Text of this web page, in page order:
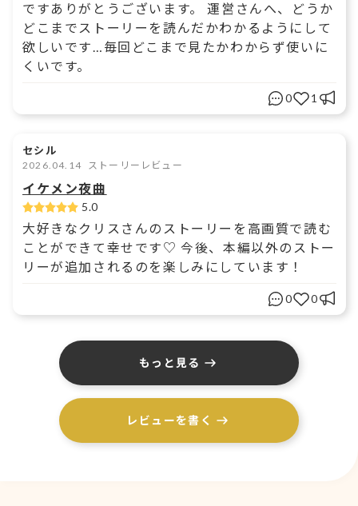
ですありがとうございます。 運営さんへ、どうか
どこまでストーリーを読んだかわかるようにして
欲しいです…毎回どこまで見たかわからず使いに
くいです。
0 1
セシル
2026.04.14 ストーリーレビュー
イケメン夜曲
5.0
大好きなクリスさんのストーリーを高画質で読む
ことができて幸せです♡ 今後、本編以外のストー
リーが追加されるのを楽しみにしています！
0 0
もっと見る
レビューを書く